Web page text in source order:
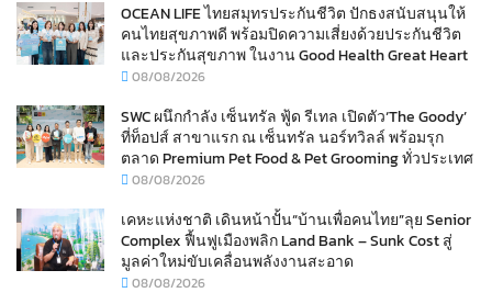
OCEAN LIFE ไทยสมุทรประกันชีวิต ปักธงสนับสนุนให้
คนไทยสุขภาพดี พร้อมปิดความเสี่ยงด้วยประกันชีวิต
และประกันสุขภาพ ในงาน Good Health Great Heart
08/08/2026
SWC ผนึกกำลัง เซ็นทรัล ฟู้ด รีเทล เปิดตัว‘The Goody’
ที่ท็อปส์ สาขาแรก ณ เซ็นทรัล นอร์ทวิลล์ พร้อมรุก
ตลาด Premium Pet Food & Pet Grooming ทั่วประเทศ
08/08/2026
เคหะแห่งชาติ เดินหน้าปั้น“บ้านเพื่อคนไทย”ลุย Senior
Complex ฟื้นฟูเมืองพลิก Land Bank – Sunk Cost สู่
มูลค่าใหม่ขับเคลื่อนพลังงานสะอาด
08/08/2026